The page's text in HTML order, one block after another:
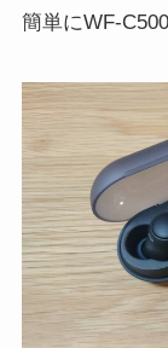
簡単にWF-